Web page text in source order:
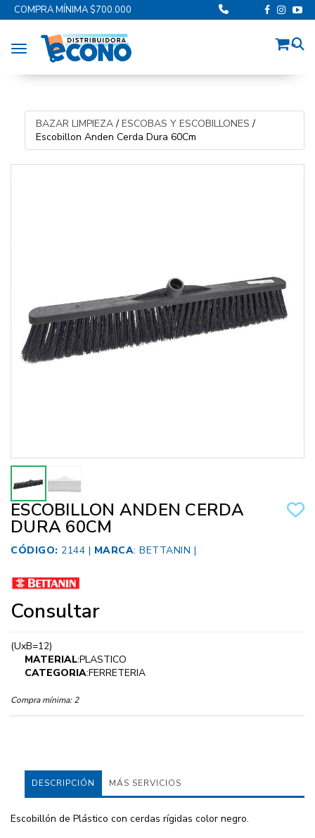
COMPRA MÍNIMA $700.000
Toggle navigation
BAZAR LIMPIEZA/ ESCOBAS Y ESCOBILLONES /
Escobillon Anden Cerda Dura 60Cm
ESCOBILLON ANDEN CERDA
DURA 60CM
CÓDIGO: 2144 | MARCA: BETTANIN |
Consultar
(UxB=12)
MATERIAL:PLASTICO
CATEGORIA:FERRETERIA
Compra mínima: 2
DESCRIPCIÓN MÁS SERVICIOS
Escobillón de Plástico con cerdas rígidas color negro.